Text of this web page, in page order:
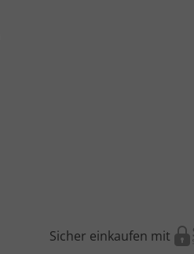
Sicher einkaufen mit